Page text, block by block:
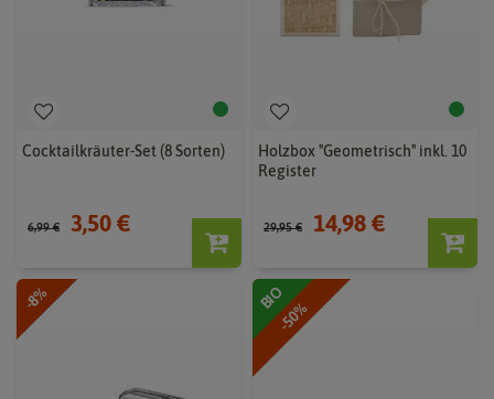
Cocktailkräuter-Set (8 Sorten)
6,99 € 3,50 €
Holzbox "Geometrisch" inkl. 10
Register
29,95 € 14,98 €
-8%
-50%
BIO